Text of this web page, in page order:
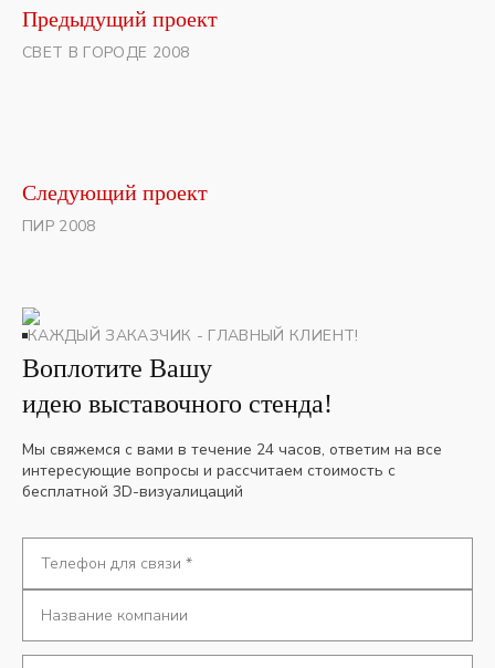
Предыдущий проект
СВЕТ В ГОРОДЕ 2008
Следующий проект
ПИР 2008
КАЖДЫЙ ЗАКАЗЧИК - ГЛАВНЫЙ КЛИЕНТ!
Воплотите Вашу
идею выставочного стенда!
Мы свяжемся с вами в течение 24 часов, ответим на все
интересующие вопросы и рассчитаем стоимость с
бесплатной 3D-визуалицаций